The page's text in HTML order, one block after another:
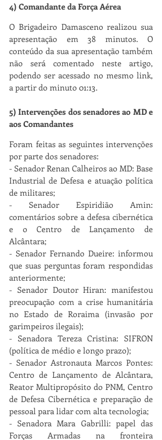
4) Comandante da Força Aérea
O Brigadeiro Damasceno realizou sua
apresentação em 38 minutos. O
conteúdo da sua apresentação também
não será comentado neste artigo,
podendo ser acessado no mesmo link,
a partir do minuto 01:13.
5) Intervenções dos senadores ao MD e
aos Comandantes
Foram feitas as seguintes intervenções
por parte dos senadores:
- Senador Renan Calheiros ao MD: Base
Industrial de Defesa e atuação política
de militares;
- Senador Espiridião Amin:
comentários sobre a defesa cibernética
e o Centro de Lançamento de
Alcântara;
- Senador Fernando Dueire: informou
que suas perguntas foram respondidas
anteriormente;
- Senador Doutor Hiran: manifestou
preocupação com a crise humanitária
no Estado de Roraima (invasão por
garimpeiros ilegais);
- Senadora Tereza Cristina: SIFRON
(política de médio e longo prazo);
- Senador Astronauta Marcos Pontes:
Centro de Lançamento de Alcântara,
Reator Multipropósito do PNM, Centro
de Defesa Cibernética e preparação de
pessoal para lidar com alta tecnologia;
- Senadora Mara Gabrilli: papel das
Forças Armadas na fronteira